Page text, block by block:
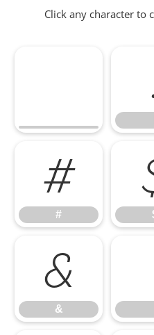
Click any character to
#
#
&
&